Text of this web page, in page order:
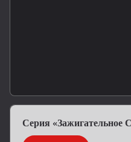
Серия «Зажигательное